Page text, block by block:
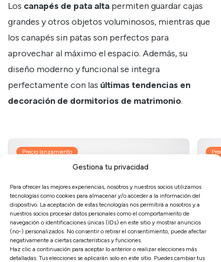
Gestiona tu privacidad
Para ofrecer las mejores experiencias, nosotros y nuestros socios utilizamos
tecnologías como cookies para almacenar y/o acceder a la información del
dispositivo. La aceptación de estas tecnologías nos permitirá a nosotros y a
nuestros socios procesar datos personales como el comportamiento de
navegación o identificaciones únicas (IDs) en este sitio y mostrar anuncios
(no-) personalizados. No consentir o retirar el consentimiento, puede afectar
negativamente a ciertas características y funciones.
Haz clic a continuación para aceptar lo anterior o realizar elecciones más
detalladas. Tus elecciones se aplicarán solo en este sitio. Puedes cambiar tus
Los canapés de pata alta permiten guardar cajas
grandes y otros objetos voluminosos, mientras que
los canapés sin patas son perfectos para
aprovechar al máximo el espacio. Además, su
diseño moderno y funcional se integra
perfectamente con las últimas tendencias en
decoración de dormitorios de matrimonio.
Precio lanzamiento